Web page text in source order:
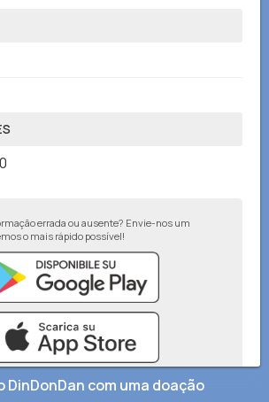
errada ou ausente? Envie-nos um
o mais rápido possível!
DinDonDan com uma doação